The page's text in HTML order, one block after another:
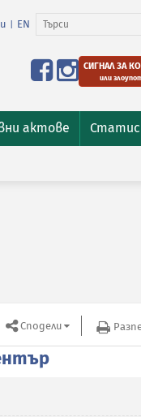
EN
СИГНАЛ ЗА
или
актове
Сподели